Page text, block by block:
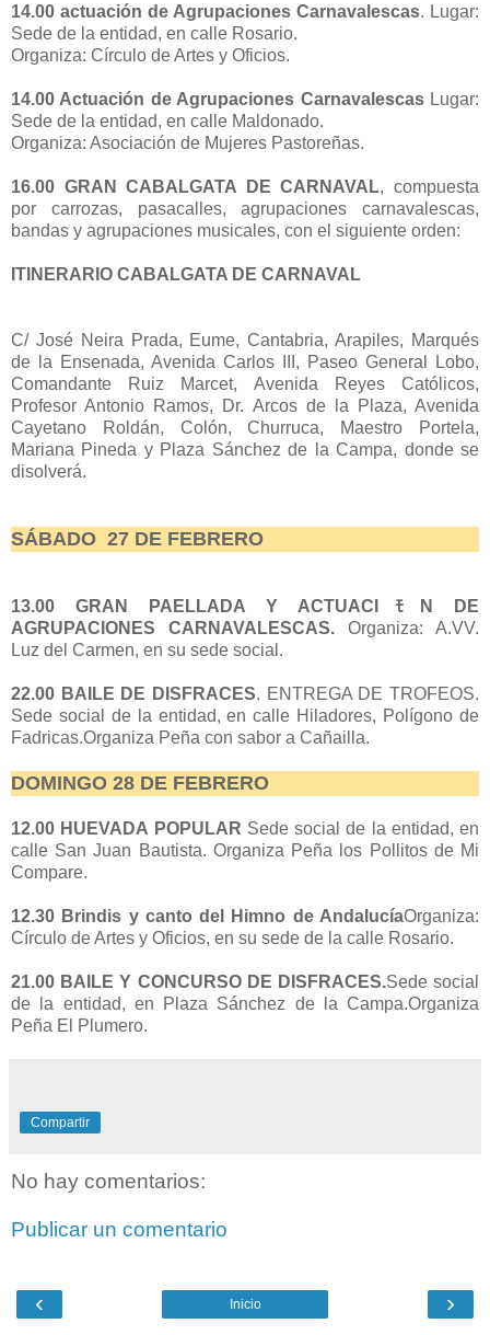
14.00 actuación de Agrupaciones Carnavalescas. Lugar:
Sede de la entidad, en calle Rosario.
Organiza: Círculo de Artes y Oficios.
14.00 Actuación de Agrupaciones Carnavalescas Lugar:
Sede de la entidad, en calle Maldonado.
Organiza: Asociación de Mujeres Pastoreñas.
16.00 GRAN CABALGATA DE CARNAVAL, compuesta
por carrozas, pasacalles, agrupaciones carnavalescas,
bandas y agrupaciones musicales, con el siguiente orden:
ITINERARIO CABALGATA DE CARNAVAL
C/ José Neira Prada, Eume, Cantabria, Arapiles, Marqués
de la Ensenada, Avenida Carlos III, Paseo General Lobo,
Comandante Ruiz Marcet, Avenida Reyes Católicos,
Profesor Antonio Ramos, Dr. Arcos de la Plaza, Avenida
Cayetano Roldán, Colón, Churruca, Maestro Portela,
Mariana Pineda y Plaza Sánchez de la Campa, donde se
disolverá.
SÁBADO 27 DE FEBRERO
13.00 GRAN PAELLADA Y ACTUACIﾓN DE
AGRUPACIONES CARNAVALESCAS. Organiza: A.VV.
Luz del Carmen, en su sede social.
22.00 BAILE DE DISFRACES. ENTREGA DE TROFEOS.
Sede social de la entidad, en calle Hiladores, Polígono de
Fadricas.Organiza Peña con sabor a Cañailla.
DOMINGO 28 DE FEBRERO
12.00 HUEVADA POPULAR Sede social de la entidad, en
calle San Juan Bautista. Organiza Peña los Pollitos de Mi
Compare.
12.30 Brindis y canto del Himno de AndalucíaOrganiza:
Círculo de Artes y Oficios, en su sede de la calle Rosario.
21.00 BAILE Y CONCURSO DE DISFRACES.Sede social
de la entidad, en Plaza Sánchez de la Campa.Organiza
Peña El Plumero.
Compartir
No hay comentarios:
Publicar un comentario
‹ ›
Inicio